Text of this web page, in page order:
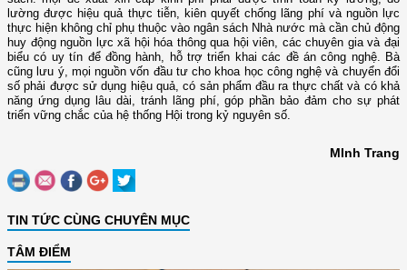
lường được hiệu quả thực tiễn, kiên quyết chống lãng phí và nguồn lực
thực hiện không chỉ phụ thuộc vào ngân sách Nhà nước mà cần chủ động
huy động nguồn lực xã hội hóa thông qua hội viên, các chuyên gia và đại
biểu có uy tín để đồng hành, hỗ trợ triển khai các đề án công nghệ. Bà
cũng lưu ý, mọi nguồn vốn đầu tư cho khoa học công nghệ và chuyển đổi
số phải được sử dụng hiệu quả, có sản phẩm đầu ra thực chất và có khả
năng ứng dụng lâu dài, tránh lãng phí, góp phần bảo đảm cho sự phát
triển vững chắc của hệ thống Hội trong kỷ nguyên số.
MInh Trang
TIN TỨC CÙNG CHUYÊN MỤC
TÂM ĐIỂM